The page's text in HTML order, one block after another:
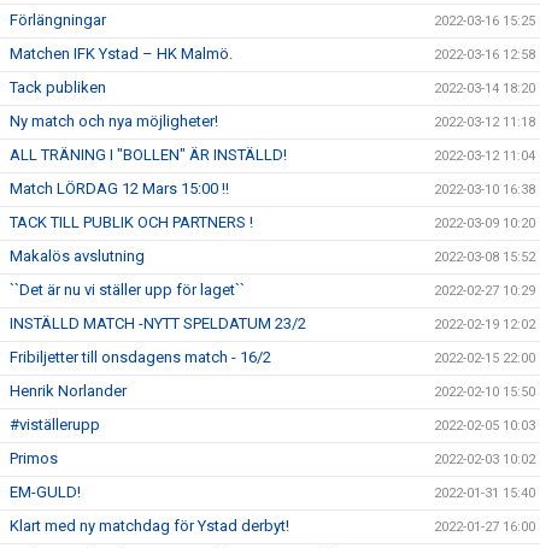
Förlängningar 2022-03-16 15:25
Matchen IFK Ystad – HK Malmö. 2022-03-16 12:58
Tack publiken 2022-03-14 18:20
Ny match och nya möjligheter! 2022-03-12 11:18
ALL TRÄNING I "BOLLEN" ÄR INSTÄLLD! 2022-03-12 11:04
Match LÖRDAG 12 Mars 15:00 !! 2022-03-10 16:38
TACK TILL PUBLIK OCH PARTNERS ! 2022-03-09 10:20
Makalös avslutning 2022-03-08 15:52
``Det är nu vi ställer upp för laget`` 2022-02-27 10:29
INSTÄLLD MATCH -NYTT SPELDATUM 23/2 2022-02-19 12:02
Fribiljetter till onsdagens match - 16/2 2022-02-15 22:00
Henrik Norlander 2022-02-10 15:50
#viställerupp 2022-02-05 10:03
Primos 2022-02-03 10:02
EM-GULD! 2022-01-31 15:40
Klart med ny matchdag för Ystad derbyt! 2022-01-27 16:00